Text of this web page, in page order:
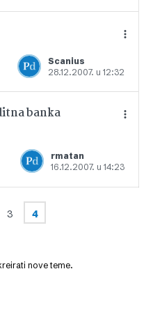
Scanius
28.12.2007. u 12:32
Dodajte u favorite
banka
rmatan
16.12.2007. u 14:23
Dodajte u favorite
3 4
nove teme.